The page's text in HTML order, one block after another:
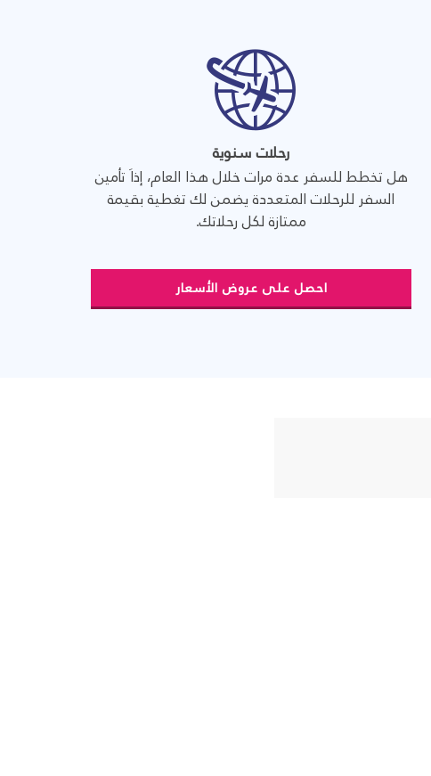
رحلات سنوية
هل تخطط للسفر عدة مرات خلال هذا العام، إذاَ تأمين
السفر للرحلات المتعددة يضمن لك تغطية بقيمة
ممتازة لكل رحلاتك.
احصل على عروض الأسعار